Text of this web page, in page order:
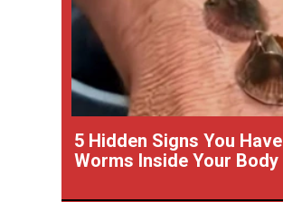
5 Hidden Signs You Have
Worms Inside Your Body